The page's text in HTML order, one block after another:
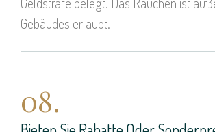
Gebäudes erlaubt.
08.